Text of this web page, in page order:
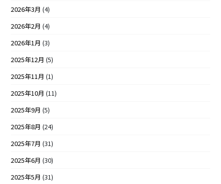
2026年3月 (4)
2026年2月 (4)
2026年1月 (3)
2025年12月 (5)
2025年11月 (1)
2025年10月 (11)
2025年9月 (5)
2025年8月 (24)
2025年7月 (31)
2025年6月 (30)
2025年5月 (31)